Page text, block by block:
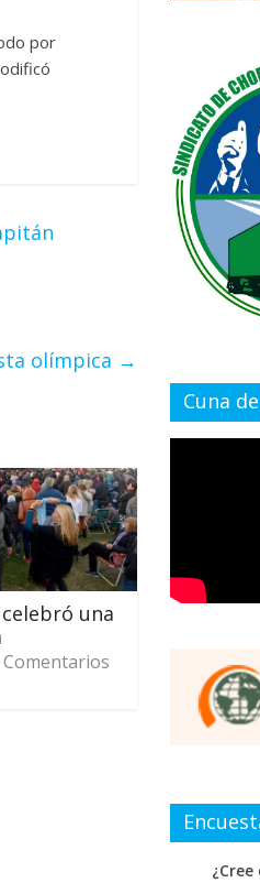
por
olímpica →
celebró una
Comentarios
Cuna